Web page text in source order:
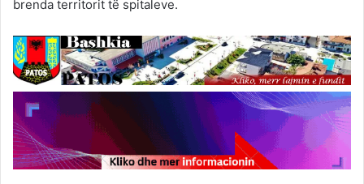
brenda territorit të spitaleve.